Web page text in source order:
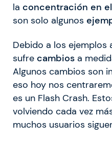
la concentración en
son solo algunos
Debido a los ejemplos
sufre cambios a
Algunos cambios son
eso hoy nos
es un Flash Crash.
volviendo cada vez
muchos usuarios